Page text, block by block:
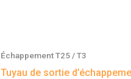
Échappement T25 / T3
Tuyau de sortie